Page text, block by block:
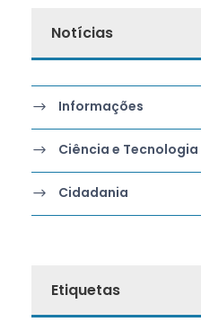
Notícias
Informações
Ciência e Tecnologia
Cidadania
Etiquetas